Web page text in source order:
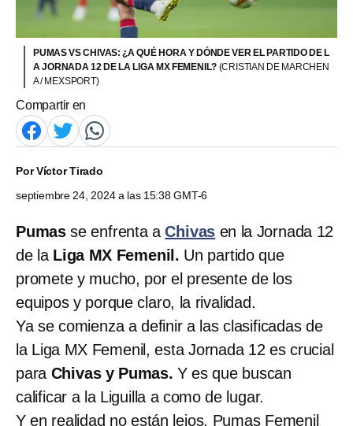
PUMAS VS CHIVAS: ¿A QUÉ HORA Y DÓNDE VER EL PARTIDO DE L
A JORNADA 12 DE LA LIGA MX FEMENIL? (CRISTIAN DE MARCHEN
A / MEXSPORT)
Compartir en
PorVíctor Tirado
septiembre 24, 2024 a las 15:38 GMT-6
Pumas se enfrenta aChivas en la Jornada 12
de la Liga MX Femenil. Un partido que
promete y mucho, por el presente de los
equipos y porque claro, la rivalidad.
Ya se comienza a definir a las clasificadas de
la Liga MX Femenil, esta Jornada 12 es crucial
para Chivas y Pumas. Y es que buscan
calificar a la Liguilla a como de lugar.
Y en realidad no están lejos, Pumas Femenil